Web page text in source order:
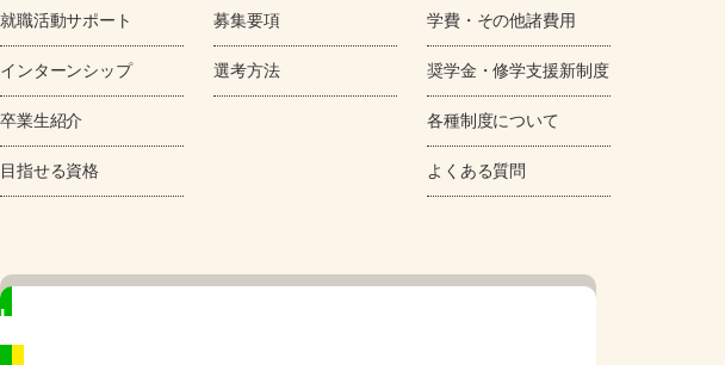
LINE
就職活動サポート
インターンシップ
卒業生紹介
目指せる資格
募集要項
選考方法
学費・その他諸費用
奨学金・修学支援新制度
各種制度について
よくある質問